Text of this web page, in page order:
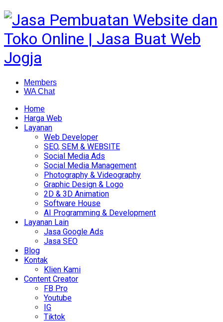
Members
WA Chat
Home
Harga Web
Layanan
Web Developer
SEO, SEM & WEBSITE
Social Media Ads
Social Media Management
Photography & Videography
Graphic Design & Logo
2D & 3D Animation
Software House
AI Programming & Development
Layanan Lain
Jasa Google Ads
Jasa SEO
Blog
Kontak
Klien Kami
Content Creator
FB Pro
Youtube
IG
Tiktok